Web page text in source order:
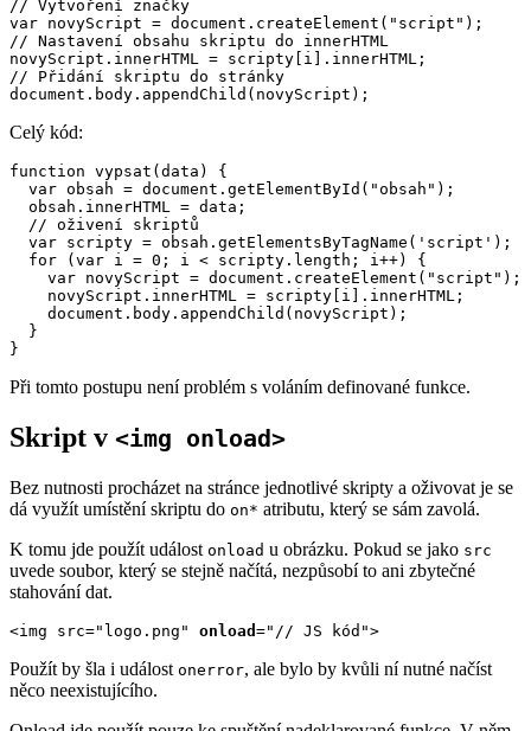
// Vytvoření značky
var novyScript = document.createElement("script");
// Nastavení obsahu skriptu do innerHTML
novyScript.innerHTML = scripty[i].innerHTML;
// Přidání skriptu do stránky
document.body.appendChild(novyScript);
Celý kód:
function vypsat(data) {
  var obsah = document.getElementById("obsah");
  obsah.innerHTML = data;
  // oživení skriptů
  var scripty = obsah.getElementsByTagName('script');
  for (var i = 0; i < scripty.length; i++) {
    var novyScript = document.createElement("script");
    novyScript.innerHTML = scripty[i].innerHTML;
    document.body.appendChild(novyScript);
  }
}
Při tomto postupu není problém s voláním definované funkce.
Skript v <img onload>
Bez nutnosti procházet na stránce jednotlivé skripty a oživovat je se
dá využít umístění skriptu do on* atributu, který se sám zavolá.
K tomu jde použít událost onload u obrázku. Pokud se jako src
uvede soubor, který se stejně načítá, nezpůsobí to ani zbytečné
stahování dat.
<img src="logo.png" onload ="// JS kód">
Použít by šla i událost onerror, ale bylo by kvůli ní nutné načíst
něco neexistujícího.